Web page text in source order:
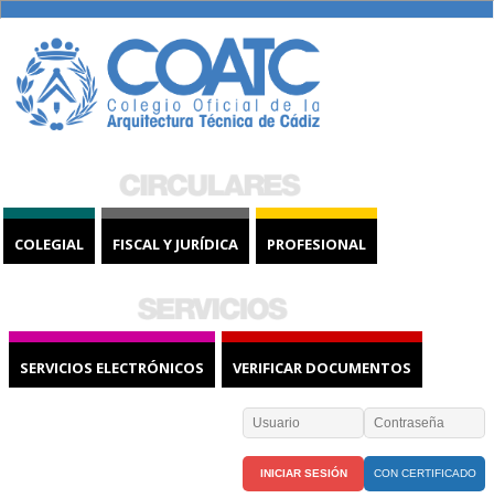
COLEGIAL FISCAL Y JURÍDICA PROFESIONAL
SERVICIOS ELECTRÓNICOS VERIFICAR DOCUMENTOS
CON CERTIFICADO